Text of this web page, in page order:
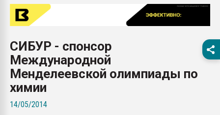
28.07.2026
первый план в
28.07.2026
ситуацией на
Всё, что касается
СИБУР - спонсор
Международной
Менделеевской олимпиады по
химии
14/05/2014